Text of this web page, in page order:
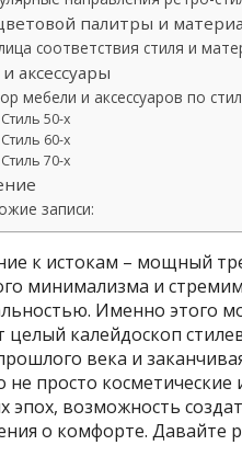
палитры и
соответствия стиля и
аксессуары
мебели и аксессуаров по
Стиль 50-х
Стиль 60-х
Стиль 70-х
записи:
к истокам – мощный
минимализма и
Именно этого
целый калейдоскоп
века и
не просто
эпох, возможность
о комфорте. Давайте